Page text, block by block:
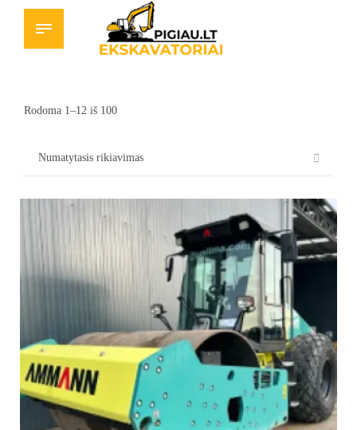
Rodoma 1–12 iš 100